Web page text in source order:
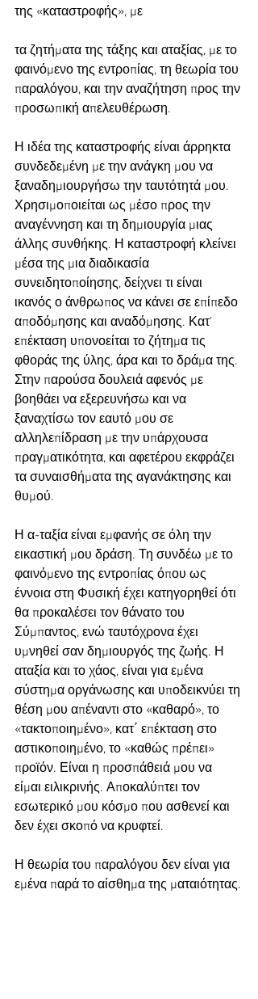
της «καταστροφής», με
τα ζητήματα της τάξης και αταξίας, με το
φαινόμενο της εντροπίας, τη θεωρία του
παραλόγου, και την αναζήτηση προς την
προσωπική απελευθέρωση.
Η ιδέα της καταστροφής είναι άρρηκτα
συνδεδεμένη με την ανάγκη μου να
ξαναδημιουργήσω την ταυτότητά μου.
Χρησιμοποιείται ως μέσο προς την
αναγέννηση και τη δημιουργία μιας
άλλης συνθήκης. Η καταστροφή κλείνει
μέσα της μια διαδικασία
συνειδητοποίησης, δείχνει τι είναι
ικανός ο άνθρωπος να κάνει σε επίπεδο
αποδόμησης και αναδόμησης. Κατ’
επέκταση υπονοείται το ζήτημα τις
φθοράς της ύλης, άρα και το δράμα της.
Στην παρούσα δουλειά αφενός με
βοηθάει να εξερευνήσω και να
ξαναχτίσω τον εαυτό μου σε
αλληλεπίδραση με την υπάρχουσα
πραγματικότητα, και αφετέρου εκφράζει
τα συναισθήματα της αγανάκτησης και
θυμού.
Η α-ταξία είναι εμφανής σε όλη την
εικαστική μου δράση. Τη συνδέω με το
φαινόμενο της εντροπίας όπου ως
έννοια στη Φυσική έχει κατηγορηθεί ότι
θα προκαλέσει τον θάνατο του
Σύμπαντος, ενώ ταυτόχρονα έχει
υμνηθεί σαν δημιουργός της ζωής. Η
αταξία και το χάος, είναι για εμένα
σύστημα οργάνωσης και υποδεικνύει τη
θέση μου απέναντι στο «καθαρό», το
«τακτοποιημένο», κατ΄ επέκταση στο
αστικοποιημένο, το «καθώς πρέπει»
προϊόν. Είναι η προσπάθειά μου να
είμαι ειλικρινής. Αποκαλύπτει τον
εσωτερικό μου κόσμο που ασθενεί και
δεν έχει σκοπό να κρυφτεί.
Η θεωρία του παραλόγου δεν είναι για
εμένα παρά το αίσθημα της ματαιότητας.